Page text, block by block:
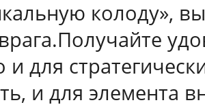
колоду»,
и для
и для элемента